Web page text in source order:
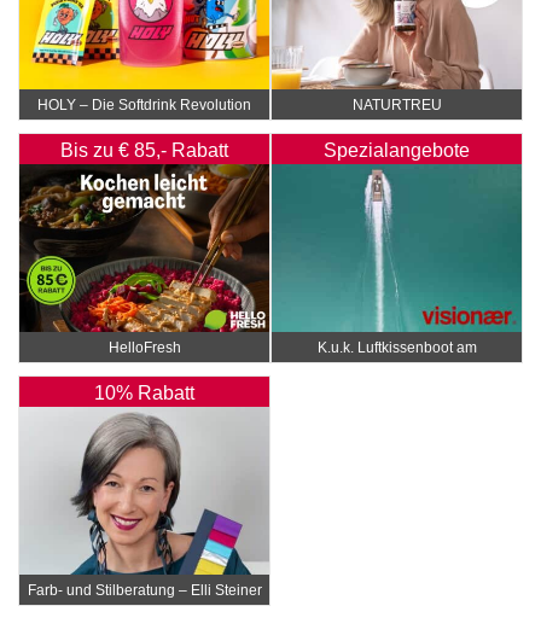
HOLY – Die Softdrink Revolution NATURTREU
Bis zu € 85,- Rabatt
HelloFresh
Spezialangebote
K.u.k. Luftkissenboot am
Wörthersee
10% Rabatt
Farb- und Stilberatung – Elli Steiner